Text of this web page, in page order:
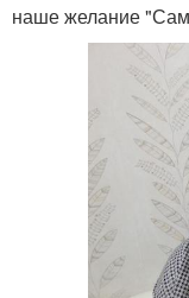
наше желание